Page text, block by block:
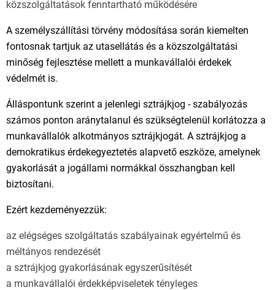
közszolgáltatások fenntartható működésére
A személyszállítási törvény módosítása során kiemelten
fontosnak tartjuk az utasellátás és a közszolgáltatási
minőség fejlesztése mellett a munkavállalói érdekek
védelmét is.
Álláspontunk szerint a jelenlegi sztrájkjog - szabályozás
számos ponton aránytalanul és szükségtelenül korlátozza a
munkavállalók alkotmányos sztrájkjogát. A sztrájkjog a
demokratikus érdekegyeztetés alapvető eszköze, amelynek
gyakorlását a jogállami normákkal összhangban kell
biztosítani.
Ezért kezdeményezzük:
az elégséges szolgáltatás szabályainak egyértelmű és
méltányos rendezését
a sztrájkjog gyakorlásának egyszerűsítését
a munkavállalói érdekképviseletek tényleges